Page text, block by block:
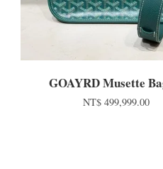
GOAYRD Musette
NT$ 499,999.00